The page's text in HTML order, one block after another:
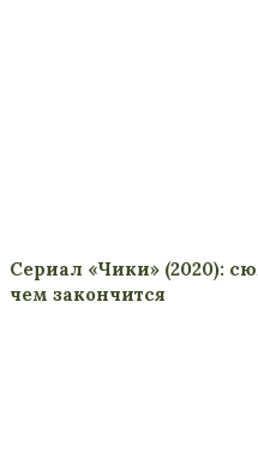
Сериал «Чики» (2020):
чем закончится